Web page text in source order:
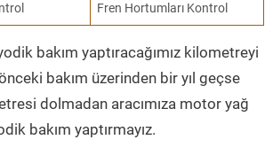
Fren Hortumları Kontrol
bakım yaptıracağımız kilometreyi
bakım üzerinden bir yıl geçse
dolmadan aracımıza motor yağ
bakım yaptırmayız.